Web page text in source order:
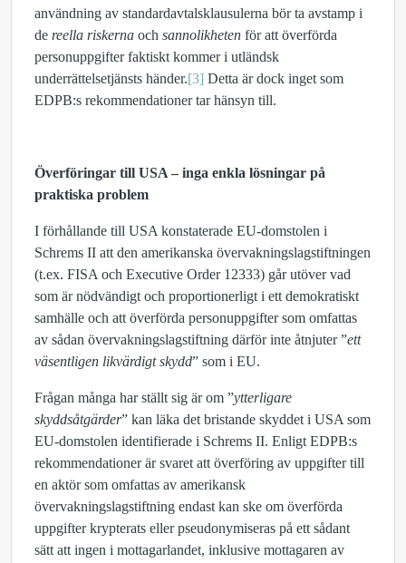
användning av standardavtalsklausulerna bör ta avstamp i
de reella riskerna och sannolikheten för att överförda
personuppgifter faktiskt kommer i utländsk
underrättelsetjänsts händer.[3] Detta är dock inget som
EDPB:s rekommendationer tar hänsyn till.
Överföringar till USA – inga enkla lösningar på
praktiska problem
I förhållande till USA konstaterade EU-domstolen i
Schrems II att den amerikanska övervakningslagstiftningen
(t.ex. FISA och Executive Order 12333) går utöver vad
som är nödvändigt och proportionerligt i ett demokratiskt
samhälle och att överförda personuppgifter som omfattas
av sådan övervakningslagstiftning därför inte åtnjuter ”ett
väsentligen likvärdigt skydd” som i EU.
Frågan många har ställt sig är om ”ytterligare
skyddsåtgärder” kan läka det bristande skyddet i USA som
EU-domstolen identifierade i Schrems II. Enligt EDPB:s
rekommendationer är svaret att överföring av uppgifter till
en aktör som omfattas av amerikansk
övervakningslagstiftning endast kan ske om överförda
uppgifter krypterats eller pseudonymiseras på ett sådant
sätt att ingen i mottagarlandet, inklusive mottagaren av